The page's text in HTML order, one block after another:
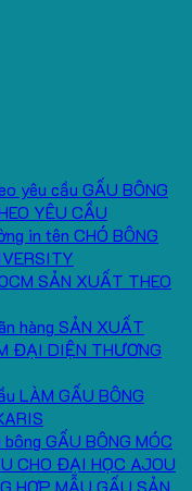
GẤU BÔNG
YÊU CẦU
CHÓ BÔNG
SẢN XUẤT THEO
SẢN XUẤT
ĐẠI DIỆN THƯƠNG
LÀM GẤU BÔNG
GẤU BÔNG MÓC
CHO ĐẠI HỌC AJOU
HỢP MẪU GẤU SẢN